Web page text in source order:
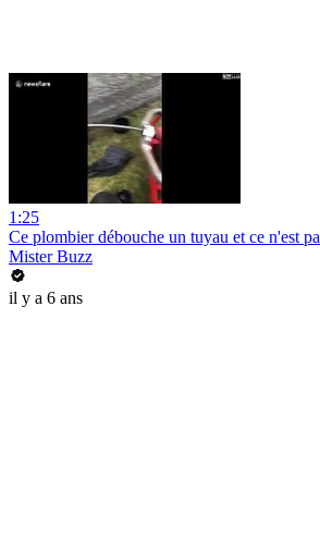
1:25
Ce plombier débouche un tuyau et ce n'est
Mister Buzz
il y a 6 ans